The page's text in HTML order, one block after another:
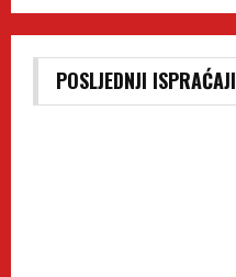
POSLJEDNJI ISPRAĆAJI